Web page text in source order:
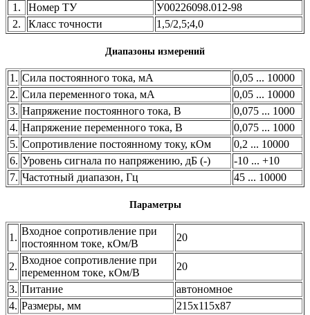
1. Номер ТУ
У00226098.012-98
2.
Класс точности 1,5/2,5;4,0
Диапазоны измерений
1. Сила постоянного тока, мА
0,05 ... 10000
2. Сила переменного тока, мА
0,05 ... 10000
3. Напряжение постоянного тока, В
0,075 ... 1000
4. Напряжение переменного тока, В
0,075 ... 1000
5. Сопротивление постоянному току, кОм
0,2 ... 10000
6. Уровень сигнала по напряжению, дБ (-)
-10 ... +10
7. Частотный диапазон, Гц 45 ... 10000
Параметры
1.
Входное сопротивление при
постоянном токе, кОм/В
20
2.
Входное сопротивление при
переменном токе, кОм/В
20
3. Питание
автономное
4. Размеры, мм
215х115х87